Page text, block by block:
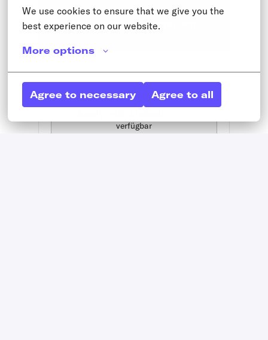
We use cookies to ensure that we give you the
best experience on our website.
More options
Agree to necessary Agree to all
Mit WhatsApp bewerben
oder
verfügbar